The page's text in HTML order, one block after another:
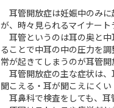
耳管開放症は妊娠中のみ
が、時々見られるマイナート
耳管というのは耳の奥と中
ることで中耳の中の圧力を
常が起きてしまうのが耳管開
耳管開放症の主な症状は、
聞こえる・耳が聞こえにくい
耳鼻科で検査をしても、耳